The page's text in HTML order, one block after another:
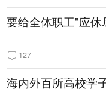
要给全体职工"应
127
海内外百所高校学